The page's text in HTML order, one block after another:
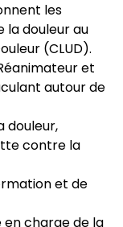
les
la douleur au
(CLUD).
et
autour de
douleur,
contre la
et de
en charge de la